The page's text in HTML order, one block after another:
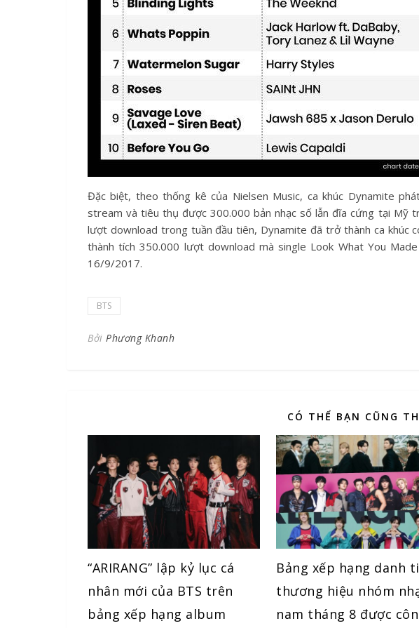
Đặc biệt, theo thống kê của Nielsen Music, ca khúc Dynamite
stream và tiêu thụ được 300.000 bản nhạc số lẫn đĩa cứng tại Mỹ
lượt download trong tuần đầu tiên, Dynamite đã trở thành ca khúc
thành tích 350.000 lượt download mà single Look What You
16/9/2017.
BTS
Bởi Phương Khanh
CÓ THỂ BẠN CŨNG
“ARIRANG” lập kỷ lục cá
nhân mới của BTS trên
bảng xếp hạng album
Bảng xếp hạng danh
thương hiệu nhóm
nam tháng 8 được